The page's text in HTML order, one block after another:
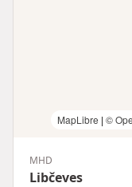
MapLibre | ©
MHD
Libčeves